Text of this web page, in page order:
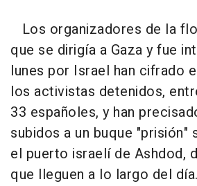
Los organizadores de la
que se dirigía a Gaza y fue
lunes por Israel han cifrado
los activistas detenidos,
33 españoles, y han
subidos a un buque "prisión"
el puerto israelí de Ashdod,
que lleguen a lo largo del día.